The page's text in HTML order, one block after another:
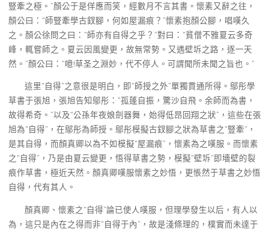
豎牽之極。”顏公于是佯應而笑，經數月不言其書。懷素又辭之往，
顏公曰：“師豎牽學古釵腳，何如屋漏痕？”懷素抱顏公腳，唱嘆久
之。顏公徐問之曰：“師亦有自得之乎？”對曰：“貧僧不雅夏云多奇
峰，輒嘗師之。夏云因風變更，故無常勢。又遇壁坼之路，逐一天
然。”顏公曰：“噫!草圣之淵妙，代不停人。可謂聞所未聞之旨也。”
這里“自得”之意很是明白，即“師授之外”單獨貫通所得。鄔彤學
草書于張旭，張旭告知鄔彤：“孤蓬自振，驚沙自飛。余師而為書，
故得希奇。”以及“公孫年夜娘劍器舞，始得低昂回翔之狀”，這些在張
旭為“自得”，在鄔彤為師授。鄔彤模擬古釵腳之狀為草書之“豎牽”，
是其自得，而顏真卿以為不如模擬“屋漏痕”，懷素為之嘆服。而懷素
之“自得”，乃是由夏云變更，悟得草書之勢，模擬“壁坼”即墻壁的裂
痕作草書，極近天然。顏真卿嘆服懷素之妙悟，更悵然于草書之妙悟
自得，代有其人。
顏真卿、懷素之“自得”論已使人嘆服，但理學發生以后，有人以
為，這只是內在之得而非“自得于內”，故是淺條理的，樸實而未達于